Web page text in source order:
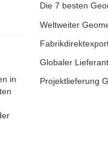
in
Weltweiter
Projektlieferung